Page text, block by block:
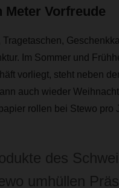
Meter Vorfreude
Tragetaschen,
Im Sommer und
vorliegt, steht neben
auch wieder
rollen bei Stewo pro
des
umhüllen